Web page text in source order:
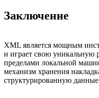
Заключение
XML является мощным
и играет свою уникальную
пределами локальной
механизм хранения
структурированную